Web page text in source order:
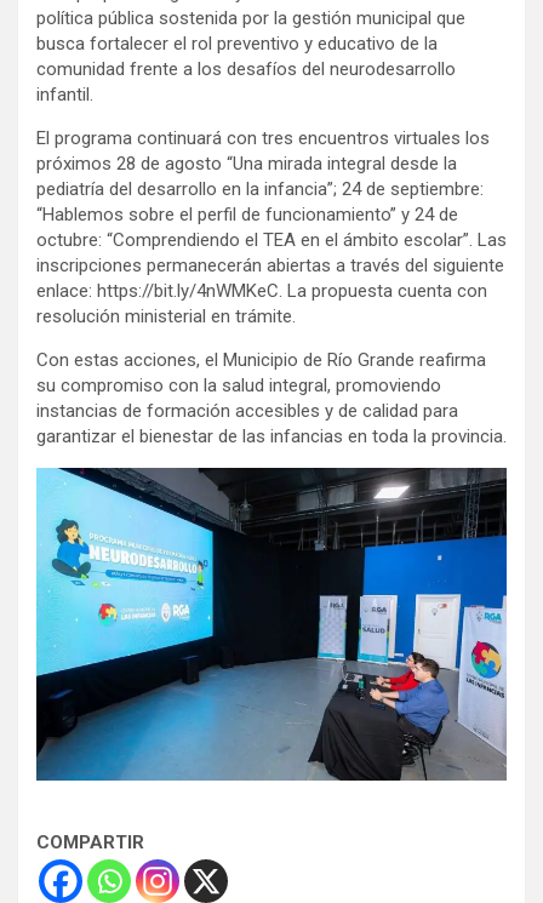
política pública sostenida por la gestión municipal que
busca fortalecer el rol preventivo y educativo de la
comunidad frente a los desafíos del neurodesarrollo
infantil.
El programa continuará con tres encuentros virtuales los
próximos 28 de agosto “Una mirada integral desde la
pediatría del desarrollo en la infancia”; 24 de septiembre:
“Hablemos sobre el perfil de funcionamiento” y 24 de
octubre: “Comprendiendo el TEA en el ámbito escolar”. Las
inscripciones permanecerán abiertas a través del siguiente
enlace: https://bit.ly/4nWMKeC. La propuesta cuenta con
resolución ministerial en trámite.
Con estas acciones, el Municipio de Río Grande reafirma
su compromiso con la salud integral, promoviendo
instancias de formación accesibles y de calidad para
garantizar el bienestar de las infancias en toda la provincia.
COMPARTIR